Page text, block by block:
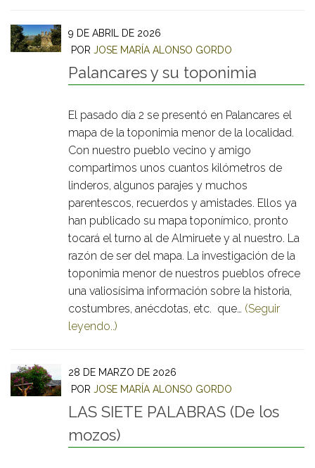
9 DE ABRIL DE 2026
POR JOSE MARÍA ALONSO GORDO
Palancares y su toponimia
El pasado día 2 se presentó en Palancares el
mapa de la toponimia menor de la localidad.
Con nuestro pueblo vecino y amigo
compartimos unos cuantos kilómetros de
linderos, algunos parajes y muchos
parentescos, recuerdos y amistades. Ellos ya
han publicado su mapa toponímico, pronto
tocará el turno al de Almiruete y al nuestro. La
razón de ser del mapa. La investigación de la
toponimia menor de nuestros pueblos ofrece
una valiosísima información sobre la historia,
costumbres, anécdotas, etc. que… (Seguir
leyendo..)
28 DE MARZO DE 2026
POR JOSE MARÍA ALONSO GORDO
LAS SIETE PALABRAS (De los
mozos)